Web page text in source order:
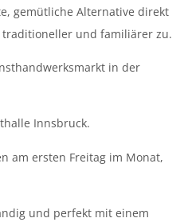
gemütliche Alternative direkt
und familiärer zu.
in der
Innsbruck.
am ersten Freitag im Monat,
und perfekt mit einem